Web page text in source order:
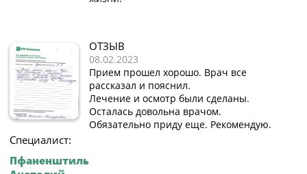
Специалист:
Пфаненштиль
ОТЗЫВ
08.02.2023
Прием прошел хорошо. Врач все
рассказал и пояснил.
Лечение и осмотр были сделаны.
Осталась довольна врачом.
Обязательно приду еще. Рекомендую.